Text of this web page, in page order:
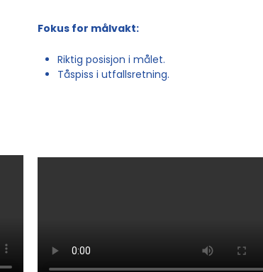
Fokus for målvakt:
Riktig posisjon i målet.
Tåspiss i utfallsretning.